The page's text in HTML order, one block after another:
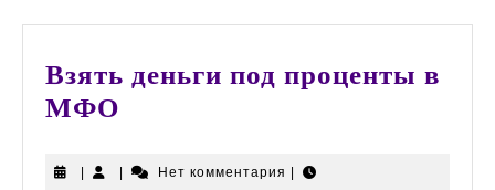
Взять деньги под проценты в
МФО
подНет комментария